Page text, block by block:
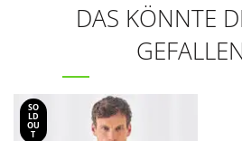
DAS KÖNNTE
SO
LD
OU
T